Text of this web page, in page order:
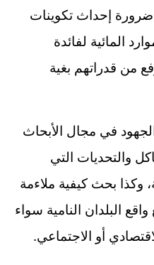
إحداث تكوينات
المائية لفائدة
من قدراتهم بغية
في مجال الأبحاث
والتحديات التي
وكذا بحث كيفية ملاءمة
البلدان النامية سواء
أو الاجتماعي.